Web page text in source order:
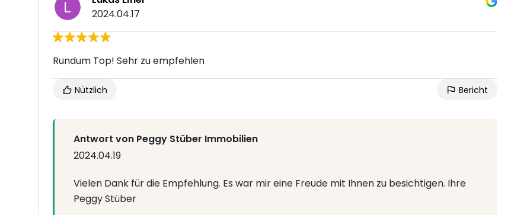
2024.04.17
Rundum Top! Sehr zu empfehlen
Nützlich Bericht
Antwort von Peggy Stüber Immobilien
2024.04.19
Vielen Dank für die Empfehlung. Es war mir eine Freude mit Ihnen zu besichtigen. Ihre
Peggy Stüber